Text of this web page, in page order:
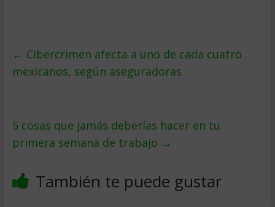
← Cibercrimen afecta a uno de cada cuatro
mexicanos, según aseguradoras
5 cosas que jamás deberías hacer en tu
primera semana de trabajo →
También te puede gustar